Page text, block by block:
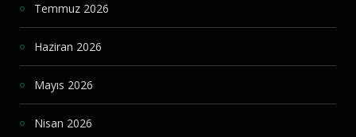
Temmuz 2026
Haziran 2026
Mayıs 2026
Nisan 2026